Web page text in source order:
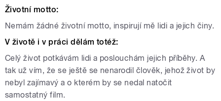
Životní motto:
Nemám žádné životní motto, inspirují mě lidi a jejich činy.
V životě i v práci dělám totéž:
Celý život potkávám lidi a poslouchám jejich příběhy. A
tak už vím, že se ještě se nenarodil člověk, jehož život by
nebyl zajímavý a o kterém by se nedal natočit
samostatný film.